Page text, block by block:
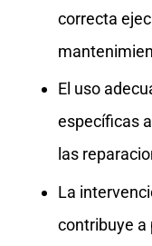
correcta
El uso
específicas
las
La
contribuye a